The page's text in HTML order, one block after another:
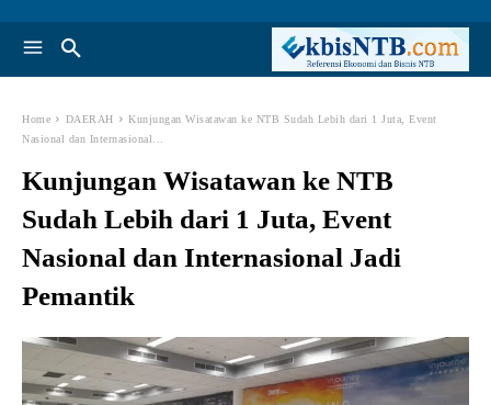
Home DAERAH
Kunjungan Wisatawan ke NTB Sudah Lebih dari 1 Juta, Event
Nasional dan Internasional...
Kunjungan Wisatawan ke NTB
Sudah Lebih dari 1 Juta, Event
Nasional dan Internasional Jadi
Pemantik